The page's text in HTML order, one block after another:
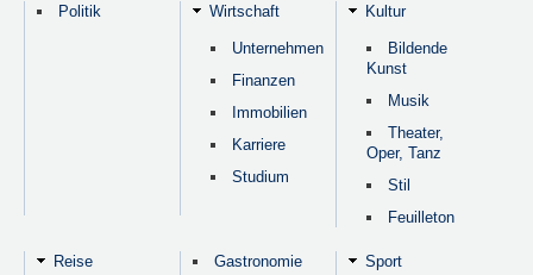
Politik Wirtschaft
Unternehmen
Finanzen
Immobilien
Karriere
Studium
Kultur
Bildende
Kunst
Musik
Theater,
Oper, Tanz
Stil
Feuilleton
Reise Gastronomie Sport